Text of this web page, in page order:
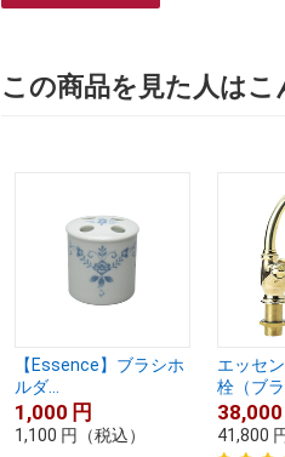
この商品を見た人は
【Essence】ブラシホ
ルダ...
1,000 円
1,100 円 （税込）
エッセ
栓（ブ
38,000
41,800